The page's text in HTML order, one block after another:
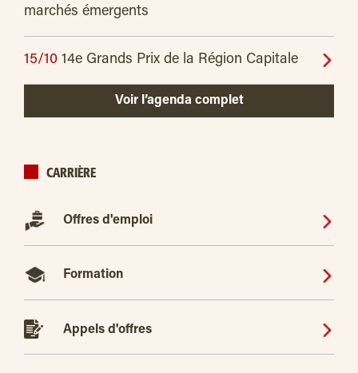
marchés émergents
15/10 14e Grands Prix de la Région Capitale
Voir l’agenda complet
CARRIÈRE
Offres d'emploi
Formation
Appels d'offres